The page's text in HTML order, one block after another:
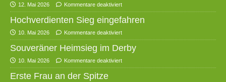
12. Mai 2026 Kommentare deaktiviert
Hochverdienten Sieg eingefahren
10. Mai 2026 Kommentare deaktiviert
Souveräner Heimsieg im Derby
10. Mai 2026 Kommentare deaktiviert
Erste Frau an der Spitze